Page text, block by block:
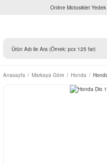
Online Motosiklet
Anasayfa Markaya Göre Honda